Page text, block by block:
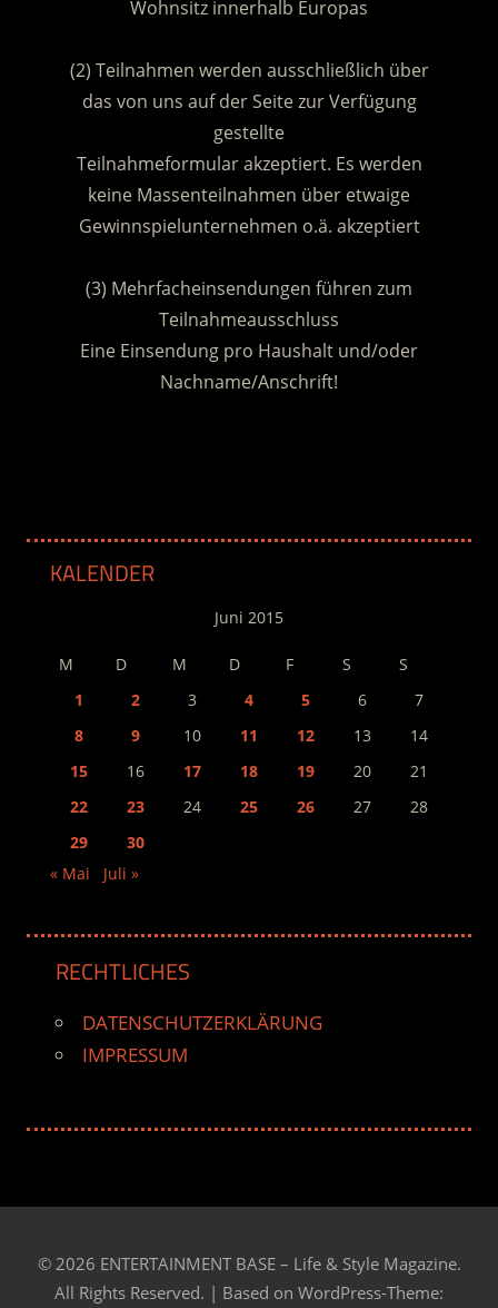
Wohnsitz innerhalb Europas
(2) Teilnahmen werden ausschließlich über
das von uns auf der Seite zur Verfügung
gestellte
Teilnahmeformular akzeptiert. Es werden
keine Massenteilnahmen über etwaige
Gewinnspielunternehmen o.ä. akzeptiert
(3) Mehrfacheinsendungen führen zum
Teilnahmeausschluss
Eine Einsendung pro Haushalt und/oder
Nachname/Anschrift!
KALENDER
Juni 2015
M D M D F S
S
1
2 3 4 5 6
7
8
9 10 11 12 13
14
15
16 17 18 19 20
21
22
23 24 25 26 27
28
29
30
« Mai
Juli »
RECHTLICHES
DATENSCHUTZERKLÄRUNG
IMPRESSUM
© 2026 ENTERTAINMENT BASE – Life & Style Magazine.
All Rights Reserved. | Based on WordPress-Theme: